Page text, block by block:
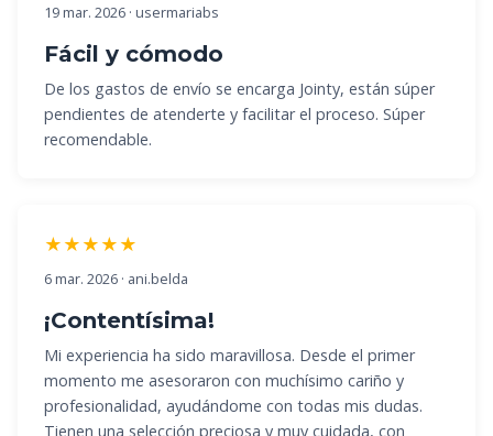
19 mar. 2026 · usermariabs
Fácil y cómodo
De los gastos de envío se encarga Jointy, están súper
pendientes de atenderte y facilitar el proceso. Súper
recomendable.
★★★★★
6 mar. 2026 · ani.belda
¡Contentísima!
Mi experiencia ha sido maravillosa. Desde el primer
momento me asesoraron con muchísimo cariño y
profesionalidad, ayudándome con todas mis dudas.
Tienen una selección preciosa y muy cuidada, con